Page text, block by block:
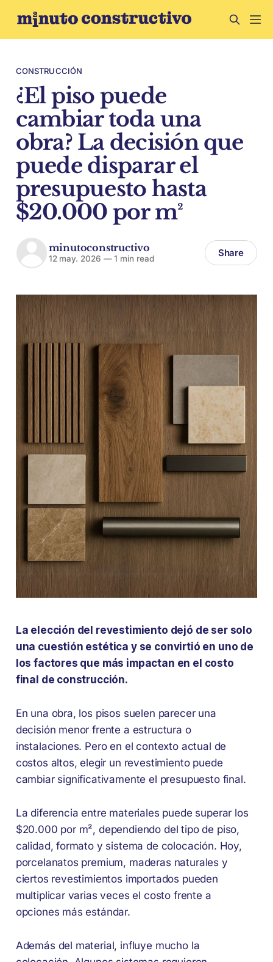
CONSTRUCCIÓN
¿El piso puede
cambiar toda una
obra? La decisión que
puede disparar el
presupuesto hasta
$20.000 por m²
minutoconstructivo
12 may. 2026 —1 min read Share
La elección del revestimiento dejó de ser solo
una cuestión estética y se convirtió en uno de
los factores que más impactan en el costo
final de construcción.
En una obra, los pisos suelen parecer una
decisión menor frente a estructura o
instalaciones. Pero en el contexto actual de
costos altos, elegir un revestimiento puede
cambiar significativamente el presupuesto final.
La diferencia entre materiales puede superar los
$20.000 por m², dependiendo del tipo de piso,
calidad, formato y sistema de colocación. Hoy,
porcelanatos premium, maderas naturales y
ciertos revestimientos importados pueden
multiplicar varias veces el costo frente a
opciones más estándar.
Además del material, influye mucho la